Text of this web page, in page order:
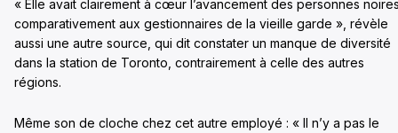
« Elle avait clairement à cœur l’avancement des personnes
comparativement aux gestionnaires de la vieille garde », révèle
aussi une autre source, qui dit constater un manque de diversité
dans la station de Toronto, contrairement à celle des autres
régions.
Même son de cloche chez cet autre employé : « Il n’y a pas le